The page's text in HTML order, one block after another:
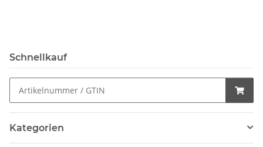
Schnellkauf
Kategorien